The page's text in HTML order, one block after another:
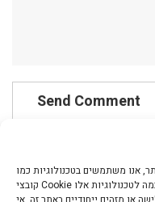
אנו משתמשים בטכנולוגיות כמו
קובצי Cookie כדי לאחסן ו/או לגשת למידע על המכשיר. הסכמה לטכנולוגיות אלו